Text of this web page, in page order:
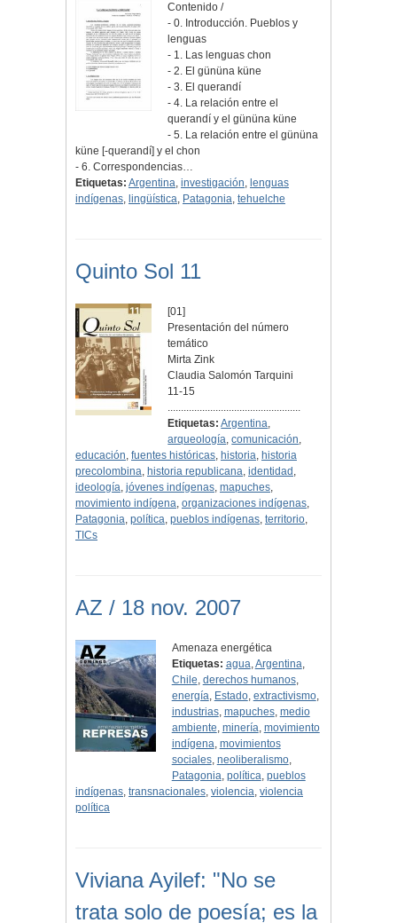
Contenido /
- 0. Introducción. Pueblos y
lenguas
- 1. Las lenguas chon
- 2. El gününa küne
- 3. El querandí
- 4. La relación entre el
querandí y el gününa küne
- 5. La relación entre el gününa
küne [-querandí] y el chon
- 6. Correspondencias…
Etiquetas: Argentina, investigación, lenguas
indígenas, lingüística, Patagonia, tehuelche
Quinto Sol 11
[01]
Presentación del número
temático
Mirta Zink
Claudia Salomón Tarquini
11-15
..................................................
Etiquetas: Argentina,
arqueología,comunicación,
educación, fuentes históricas, historia, historia
precolombina, historia republicana, identidad ,
ideología, jóvenes indígenas, mapuches,
movimiento indígena, organizaciones indígenas,
Patagonia, política, pueblos indígenas, territorio,
TICs
AZ / 18 nov. 2007
Amenaza energética
Etiquetas: agua,Argentina,
Chile, derechos humanos,
energía, Estado, extractivismo,
industrias, mapuches, medio
ambiente, minería, movimiento
indígena, movimientos
sociales, neoliberalismo,
Patagonia, política, pueblos
indígenas, transnacionales, violencia, violencia
política
Viviana Ayilef: "No se
trata solo de poesía; es la